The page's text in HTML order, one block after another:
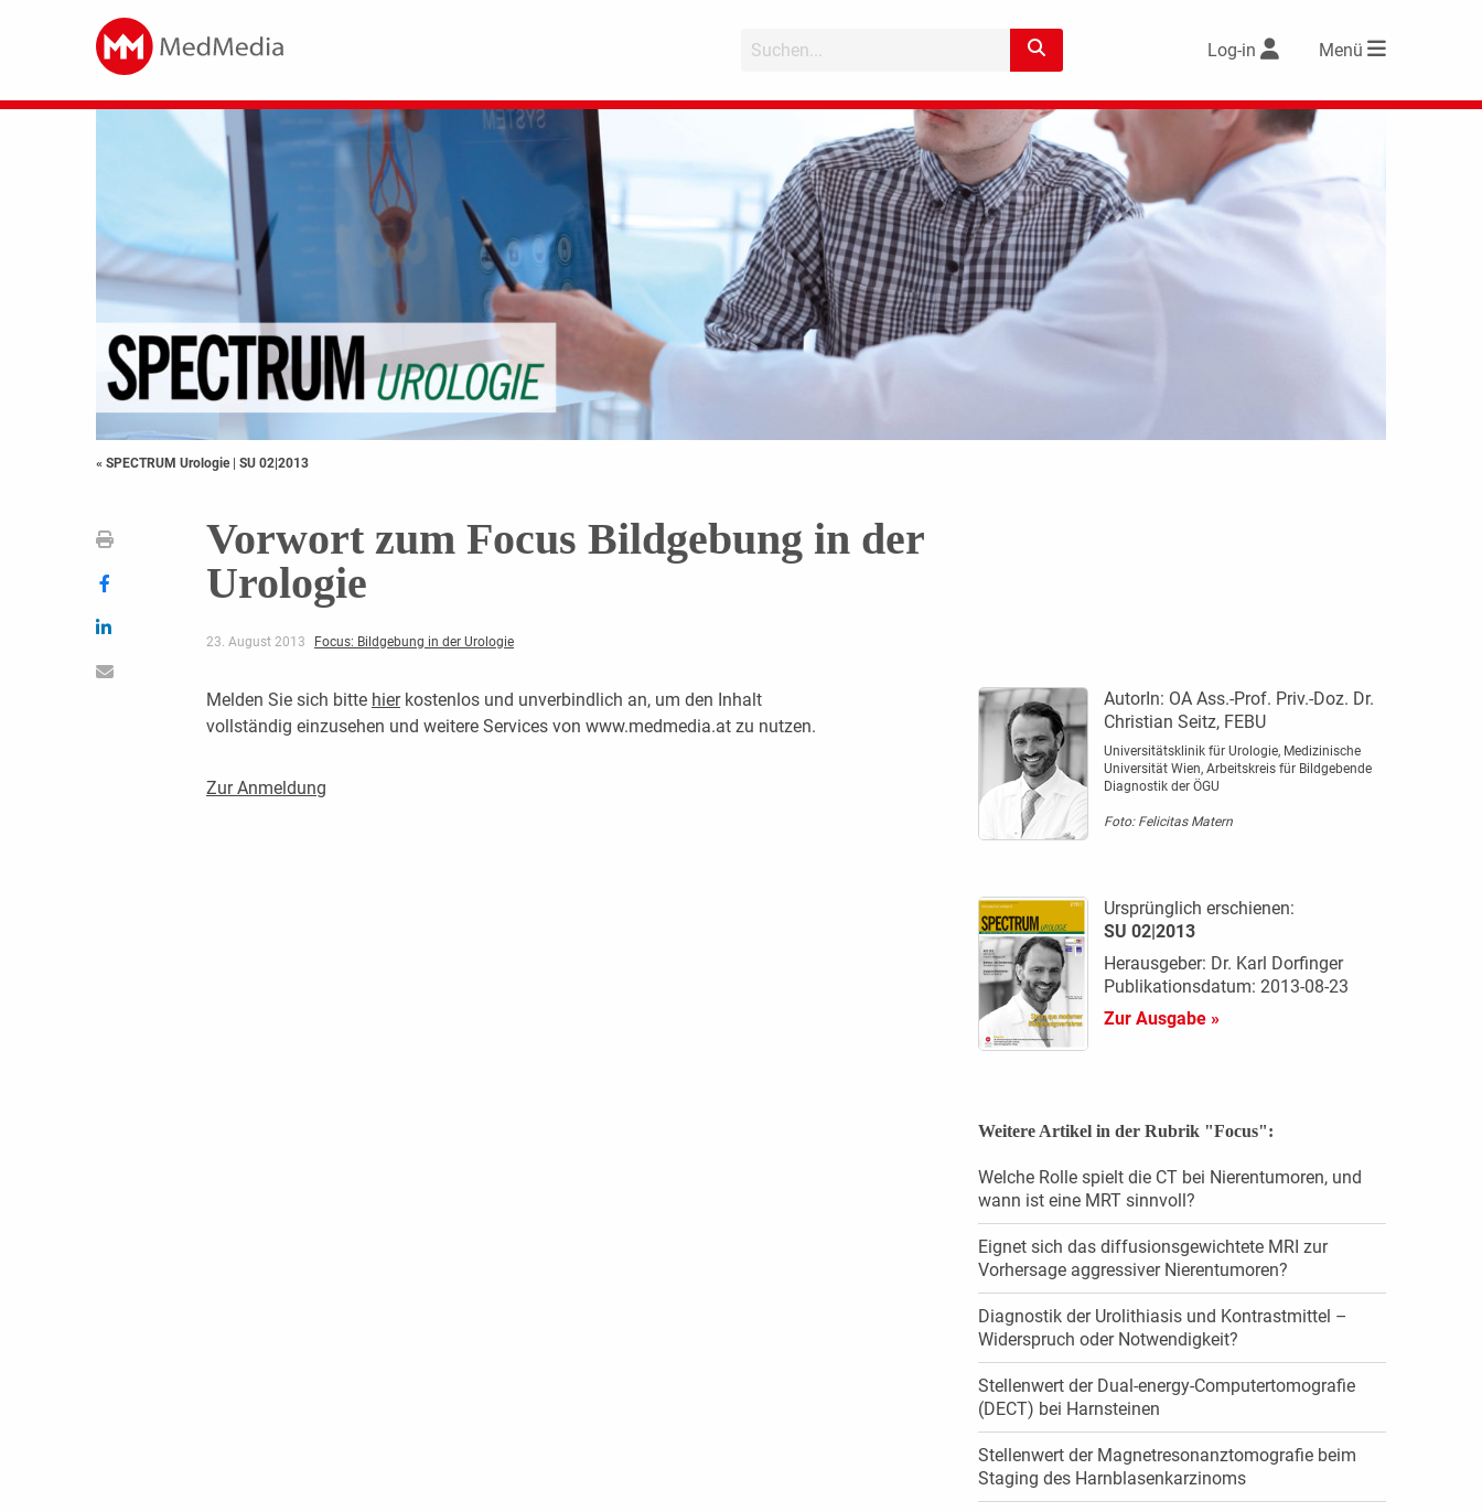
Log-in Menü
« SPECTRUM Urologie | SU 02|2013
Vorwort zum Focus Bildgebung in der
Urologie
23. August 2013 Focus: Bildgebung in der Urologie
Melden Sie sich bitte hierkostenlos und unverbindlich an, um den Inhalt
vollständig einzusehen und weitere Services von www.medmedia.at zu nutzen.
Zur Anmeldung
AutorIn: OA Ass.-Prof. Priv.-Doz. Dr.
Christian Seitz, FEBU
Universitätsklinik für Urologie, Medizinische
Universität Wien, Arbeitskreis für Bildgebende
Diagnostik der ÖGU
Foto: Felicitas Matern
Ursprünglich erschienen:
SU 02|2013
Herausgeber: Dr. Karl Dorfinger
Publikationsdatum: 2013-08-23
Zur Ausgabe »
Weitere Artikel in der Rubrik "Focus":
Welche Rolle spielt die CT bei Nierentumoren, und
wann ist eine MRT sinnvoll?
Eignet sich das diffusionsgewichtete MRI zur
Vorhersage aggressiver Nierentumoren?
Diagnostik der Urolithiasis und Kontrastmittel –
Widerspruch oder Notwendigkeit?
Stellenwert der Dual-energy-Computertomografie
(DECT) bei Harnsteinen
Stellenwert der Magnetresonanztomografie beim
Staging des Harnblasenkarzinoms